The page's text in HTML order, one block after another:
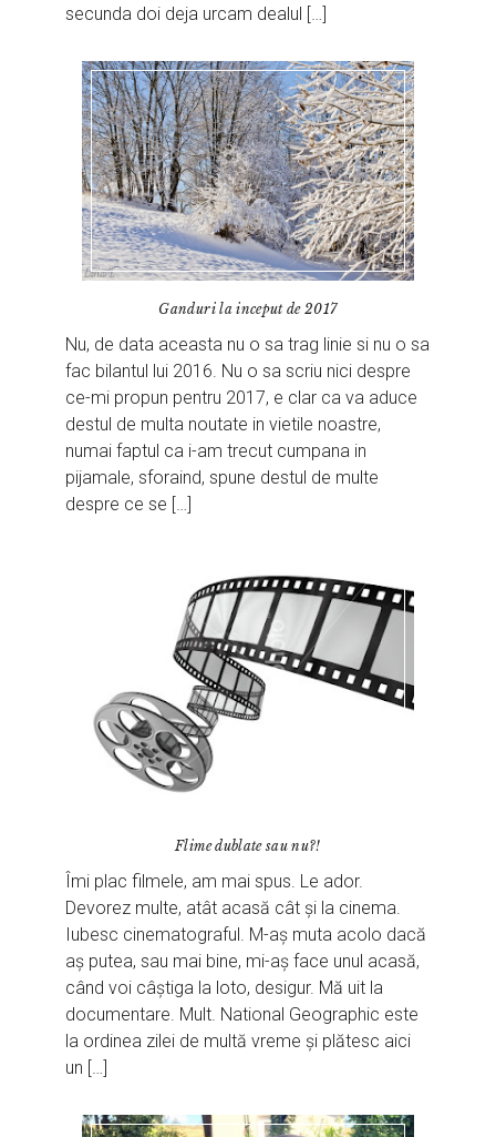
secunda doi deja urcam dealul […]
Ganduri la inceput de 2017
Nu, de data aceasta nu o sa trag linie si nu o sa
fac bilantul lui 2016. Nu o sa scriu nici despre
ce-mi propun pentru 2017, e clar ca va aduce
destul de multa noutate in vietile noastre,
numai faptul ca i-am trecut cumpana in
pijamale, sforaind, spune destul de multe
despre ce se […]
Flime dublate sau nu?!
Îmi plac filmele, am mai spus. Le ador.
Devorez multe, atât acasă cât și la cinema.
Iubesc cinematograful. M-aș muta acolo dacă
aș putea, sau mai bine, mi-aș face unul acasă,
când voi câștiga la loto, desigur. Mă uit la
documentare. Mult. National Geographic este
la ordinea zilei de multă vreme și plătesc aici
un […]